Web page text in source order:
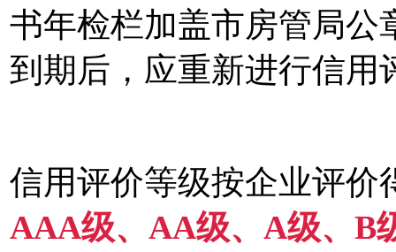
书年检栏加盖市房管局公
到期后，应重新进行信用
信用评价等级按企业评价
AAA级、AA级、A级、B